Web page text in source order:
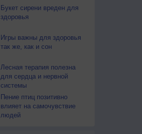
Букет сирени вреден для
здоровья
Игры важны для здоровья
так же, как и сон
Лесная терапия полезна
для сердца и нервной
системы
Пение птиц позитивно
влияет на самочувствие
людей